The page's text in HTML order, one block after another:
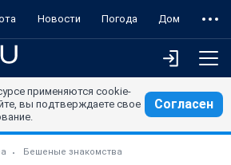
Новости Погода Дом
применяются cookie-
вы подтверждаете свое
Согласен
Бешеные знакомства